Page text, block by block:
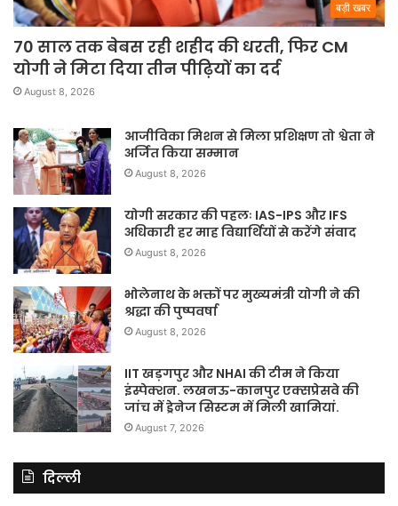
बड़ी खबर
70 साल तक बेबस रही शहीद की धरती, फिर CM
योगी ने मिटा दिया तीन पीढ़ियों का दर्द
August 8, 2026
आजीविका मिशन से मिला प्रशिक्षण तो श्वेता ने
अर्जित किया सम्मान
August 8, 2026
योगी सरकार की पहलः IAS-IPS और IFS
अधिकारी हर माह विद्यार्थियों से करेंगे संवाद
August 8, 2026
भोलेनाथ के भक्तों पर मुख्यमंत्री योगी ने की
श्रद्धा की पुष्पवर्षा
August 8, 2026
IIT खड़गपुर और NHAI की टीम ने किया
इंस्पेक्शन. लखनऊ-कानपुर एक्सप्रेसवे की
जांच में ड्रेनेज सिस्टम में मिली खामियां.
August 7, 2026
दिल्ली